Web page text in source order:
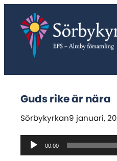
innehåll
Guds rike är nära
Sörbykyrkan9 januari,
Ljudspelare
00:00